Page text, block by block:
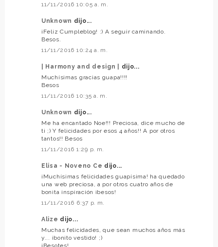
11/11/2016 10:05 a. m.
Unknown dijo...
¡Feliz Cumpleblog! :) A seguir caminando.
Besos.
11/11/2016 10:24 a. m.
| Harmony and design |
dijo...
Muchísimas gracias guapa!!!!
Besos
11/11/2016 10:35 a. m.
Unknown dijo...
Me ha encantado Noe!!! Preciosa, dice mucho de
ti ;) Y felicidades por esos 4 años!! A por otros
tantos!! Besos
11/11/2016 1:29 p. m.
Elisa - Noveno Ce dijo...
¡Muchísimas felicidades guapísima! ha quedado
una web preciosa, a por otros cuatro años de
bonita inspiración ¡besos!
11/11/2016 6:37 p. m.
Alize dijo...
Muchas felicidades, que sean muchos años más
y... ¡bonito vestido! ;)
¡Besotes!